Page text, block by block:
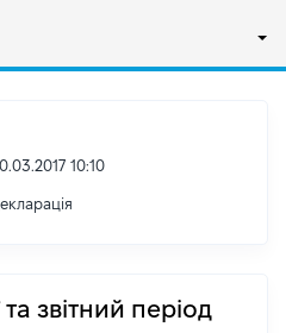
10:10
звітний період